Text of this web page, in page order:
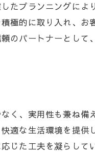
たプランニングによ
極的に取り入れ、お
のパートナーとして
く、実用性も兼ね備
適な生活環境を提供
じた工夫を凝らして